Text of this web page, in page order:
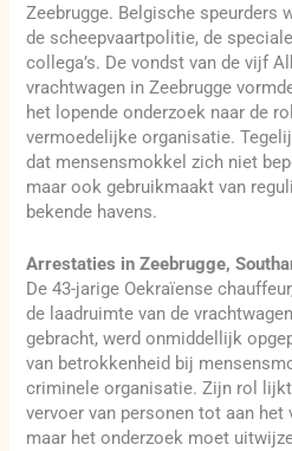
Zeebrugge. Belgische speurders
de scheepvaartpolitie, de
collega’s. De vondst van de vijf
vrachtwagen in Zeebrugge
het lopende onderzoek naar de
vermoedelijke organisatie.
dat mensensmokkel zich niet
maar ook gebruikmaakt van
bekende havens.
Arrestaties in Zeebrugge,
De 43-jarige Oekraïense
de laadruimte van de
gebracht, werd onmiddellijk
van betrokkenheid bij
criminele organisatie. Zijn rol
vervoer van personen tot aan het
maar het onderzoek moet